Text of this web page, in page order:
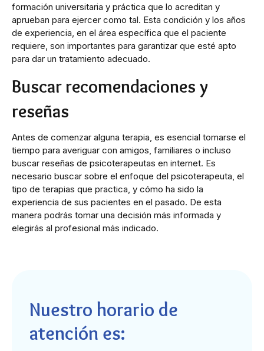
formación universitaria y práctica que lo acreditan y
aprueban para ejercer como tal. Esta condición y los años
de experiencia, en el área específica que el paciente
requiere, son importantes para garantizar que esté apto
para dar un tratamiento adecuado.
Buscar recomendaciones y
reseñas
Antes de comenzar alguna terapia, es esencial tomarse el
tiempo para averiguar con amigos, familiares o incluso
buscar reseñas de psicoterapeutas en internet. Es
necesario buscar sobre el enfoque del psicoterapeuta, el
tipo de terapias que practica, y cómo ha sido la
experiencia de sus pacientes en el pasado. De esta
manera podrás tomar una decisión más informada y
elegirás al profesional más indicado.
Nuestro horario de
atención es: